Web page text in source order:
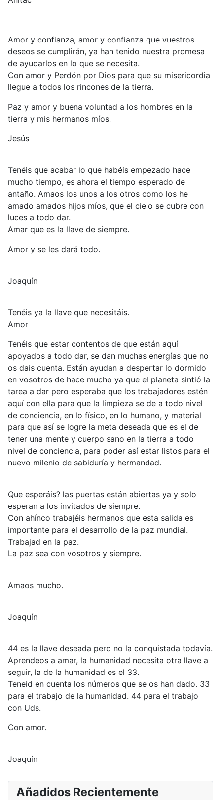
Amor y confianza, amor y confianza que vuestros
deseos se cumplirán, ya han tenido nuestra promesa
de ayudarlos en lo que se necesita.
Con amor y Perdón por Dios para que su misericordia
llegue a todos los rincones de la tierra.
Paz y amor y buena voluntad a los hombres en la
tierra y mis hermanos míos.
Jesús
Tenéis que acabar lo que habéis empezado hace
mucho tiempo, es ahora el tiempo esperado de
antaño. Amaos los unos a los otros como los he
amado amados hijos míos, que el cielo se cubre con
luces a todo dar.
Amar que es la llave de siempre.
Amor y se les dará todo.
Joaquín
Tenéis ya la llave que necesitáis.
Amor
Tenéis que estar contentos de que están aquí
apoyados a todo dar, se dan muchas energías que no
os dais cuenta. Están ayudan a despertar lo dormido
en vosotros de hace mucho ya que el planeta sintió la
tarea a dar pero esperaba que los trabajadores estén
aquí con ella para que la limpieza se de a todo nivel
de conciencia, en lo físico, en lo humano, y material
para que así se logre la meta deseada que es el de
tener una mente y cuerpo sano en la tierra a todo
nivel de conciencia, para poder así estar listos para el
nuevo milenio de sabiduría y hermandad.
Que esperáis? las puertas están abiertas ya y solo
esperan a los invitados de siempre.
Con ahínco trabajéis hermanos que esta salida es
importante para el desarrollo de la paz mundial.
Trabajad en la paz.
La paz sea con vosotros y siempre.
Amaos mucho.
Joaquín
44 es la llave deseada pero no la conquistada todavía.
Aprendeos a amar, la humanidad necesita otra llave a
seguir, la de la humanidad es el 33.
Teneid en cuenta los números que se os han dado. 33
para el trabajo de la humanidad. 44 para el trabajo
con Uds.
Con amor.
Joaquín
Añadidos Recientemente